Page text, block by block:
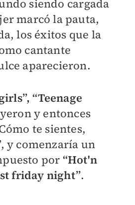
siendo cargada
marcó la pauta,
los éxitos que la
cantante
aparecieron.
“Teenage
y entonces
te sientes,
y comenzaría un
por “Hot'n
friday night”.